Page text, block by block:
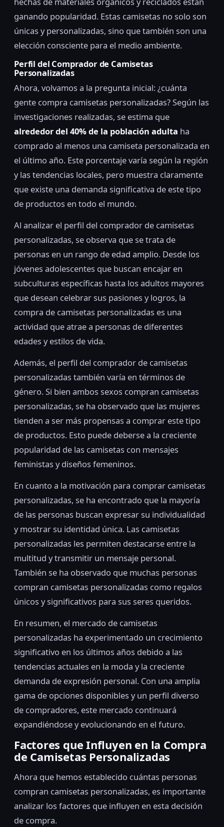
ganando popularidad. Estas camisetas no solo son
únicas y personalizadas, sino que también son una
elección consciente para el medio ambiente.
Perfil del Comprador de Camisetas
Personalizadas
Ahora, volvamos a la pregunta inicial: ¿cuánta
gente compra camisetas personalizadas? Según las
investigaciones realizadas, se estima que
alrededor del 40% de la población adulta ha
comprado al menos una camiseta personalizada en
el último año. Este porcentaje varía según la región
y las tendencias locales, pero muestra claramente
que existe una demanda significativa de este tipo
de productos en todo el mundo.
Al analizar el perfil del comprador de camisetas
personalizadas, se observa que se trata de
personas en un rango de edad amplio. Desde los
jóvenes adolescentes que buscan encajar en
subculturas específicas hasta los adultos mayores
que desean celebrar sus pasiones y logros, la
compra de camisetas personalizadas es una
actividad que atrae a personas de diferentes
edades y estilos de vida.
Además, el perfil del comprador de camisetas
personalizadas también varía en términos de
género. Si bien ambos sexos compran camisetas
personalizadas, se ha observado que las mujeres
tienden a ser más propensas a comprar este tipo
de productos. Esto puede deberse a la creciente
popularidad de las camisetas con mensajes
feministas y diseños femeninos.
En cuanto a la motivación para comprar camisetas
personalizadas, se ha encontrado que la mayoría
de las personas buscan expresar su individualidad
y mostrar su identidad única. Las camisetas
personalizadas les permiten destacarse entre la
multitud y transmitir un mensaje personal.
También se ha observado que muchas personas
compran camisetas personalizadas como regalos
únicos y significativos para sus seres queridos.
En resumen, el mercado de camisetas
personalizadas ha experimentado un crecimiento
significativo en los últimos años debido a las
tendencias actuales en la moda y la creciente
demanda de expresión personal. Con una amplia
gama de opciones disponibles y un perfil diverso
de compradores, este mercado continuará
expandiéndose y evolucionando en el futuro.
Factores que Influyen en la Compra
de Camisetas Personalizadas
Ahora que hemos establecido cuántas personas
compran camisetas personalizadas, es importante
analizar los factores que influyen en esta decisión
de compra.